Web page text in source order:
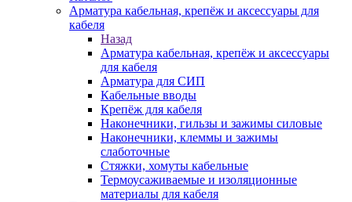
Арматура кабельная, крепёж и аксессуары для
кабеля
Назад
Арматура кабельная, крепёж и аксессуары
для кабеля
Арматура для СИП
Кабельные вводы
Крепёж для кабеля
Наконечники, гильзы и зажимы силовые
Наконечники, клеммы и зажимы
слаботочные
Стяжки, хомуты кабельные
Термоусаживаемые и изоляционные
материалы для кабеля